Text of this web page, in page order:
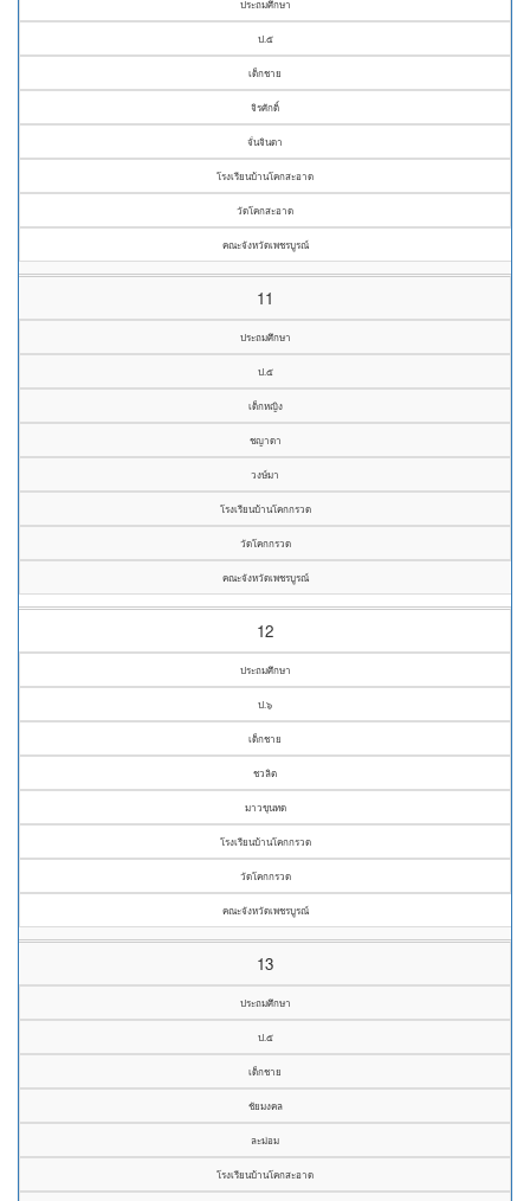
ประถมศึกษา
ป.๕
เด็กชาย
จิรศักดิ์
จั่นจินดา
โรงเรียนบ้านโคกสะอาด
วัดโคกสะอาด
คณะจังหวัดเพชรบูรณ์
11
ประถมศึกษา
ป.๕
เด็กหญิง
ชญาดา
วงษ์มา
โรงเรียนบ้านโคกกรวด
วัดโคกกรวด
คณะจังหวัดเพชรบูรณ์
12
ประถมศึกษา
ป.๖
เด็กชาย
ชวลิต
มาวขุนทด
โรงเรียนบ้านโคกกรวด
วัดโคกกรวด
คณะจังหวัดเพชรบูรณ์
13
ประถมศึกษา
ป.๕
เด็กชาย
ชัยมงคล
ละม่อม
โรงเรียนบ้านโคกสะอาด